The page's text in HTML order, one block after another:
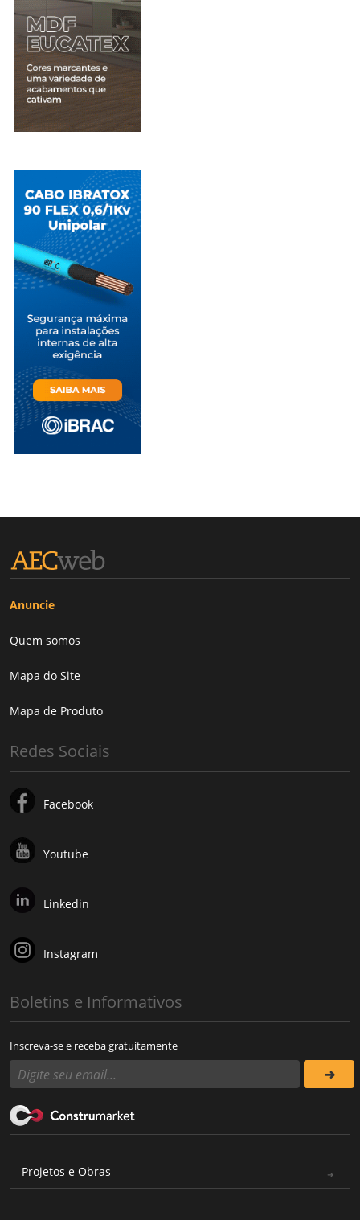
Anuncie
Quem somos
Mapa do Site
Mapa de Produto
Redes Sociais
Facebook
Youtube
Linkedin
Instagram
Boletins e Informativos
Inscreva-se e receba gratuitamente
Projetos e Obras